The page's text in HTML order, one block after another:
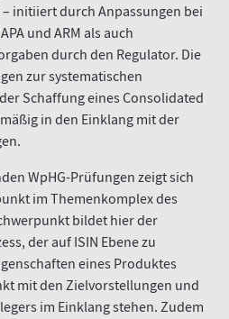
initiiert durch Anpassungen bei
und ARM als auch
durch den Regulator. Die
zur systematischen
Schaffung eines Consolidated
in den Einklang mit der
WpHG-Prüfungen zeigt sich
im Themenkomplex des
bildet hier der
der auf ISIN Ebene zu
eines Produktes
mit den Zielvorstellungen und
im Einklang stehen. Zudem